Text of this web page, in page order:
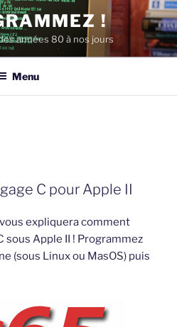
!
années 80 à nos jours
Menu
C pour Apple II
expliquera comment
sous Apple II ! Programmez
(sous Linux ou MasOS) puis